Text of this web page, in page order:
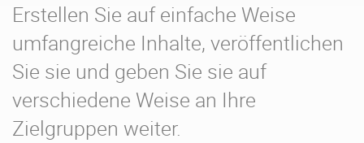
Erstellen Sie auf einfache Weise
umfangreiche Inhalte, veröffentlichen
Sie sie und geben Sie sie auf
verschiedene Weise an Ihre
Zielgruppen weiter.